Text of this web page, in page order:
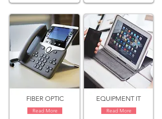
Read More Read More
EQUIPMENT IT
FIBER OPTIC